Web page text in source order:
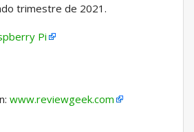
trimestre de 2021.
Pi
www.reviewgeek.com